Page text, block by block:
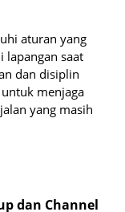
aturan yang
lapangan saat
dan disiplin
menjaga
yang masih
dan Channel